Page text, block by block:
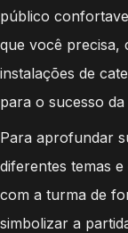
público
que você precisa,
instalações de
para o sucesso
Para aprofundar
diferentes temas
com a turma de
simbolizar a